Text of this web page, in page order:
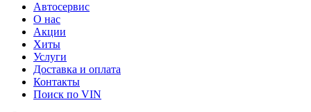
Автосервис
О нас
Акции
Хиты
Услуги
Доставка и оплата
Контакты
Поиск по VIN